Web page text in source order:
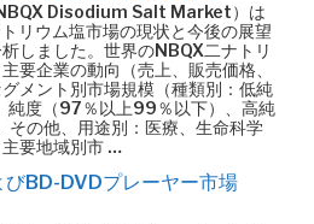
Disodium Salt Market）は
リウム塩市場の現状と今後の展望
しました。世界のNBQX二ナトリ
要企業の動向（売上、販売価格、
メント別市場規模（種類別：低純
純度（97％以上99％以下）、高純
その他、用途別：医療、生命科学
要地域別市 …
BD-DVDプレーヤー市場